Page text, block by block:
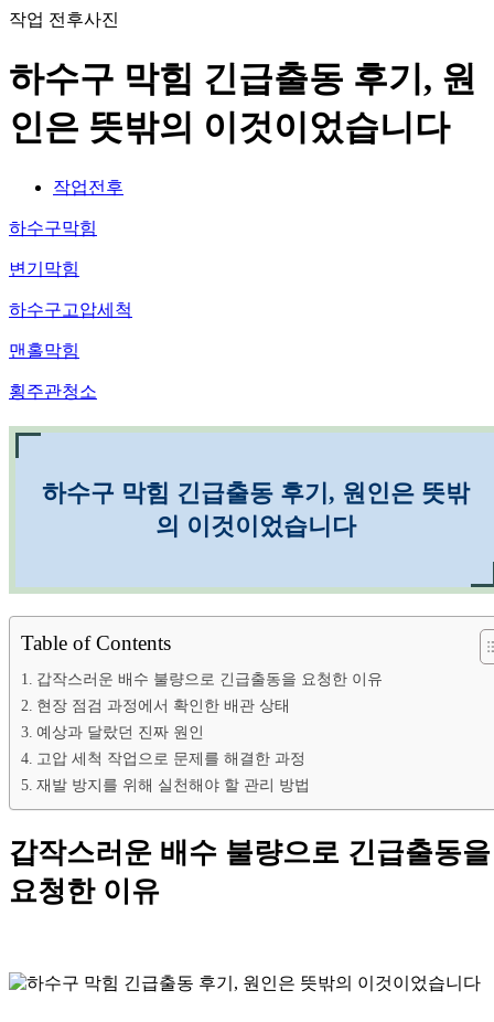
작업 전후사진
하수구 막힘 긴급출동 후기, 원
인은 뜻밖의 이것이었습니다
작업전후
하수구막힘
변기막힘
하수구고압세척
맨홀막힘
횡주관청소
하수구 막힘 긴급출동 후기, 원인은 뜻밖
의 이것이었습니다
Table of Contents
갑작스러운 배수 불량으로 긴급출동을 요청한 이유
현장 점검 과정에서 확인한 배관 상태
예상과 달랐던 진짜 원인
고압 세척 작업으로 문제를 해결한 과정
재발 방지를 위해 실천해야 할 관리 방법
갑작스러운 배수 불량으로 긴급출동을
요청한 이유